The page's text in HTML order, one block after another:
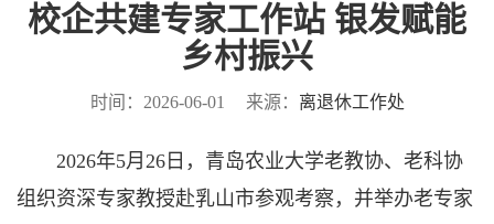
校企共建专家工作站 银发赋能
乡村振兴
时间：2026-06-01 来源： 离退休工作处
2026年5月26日，青岛农业大学老教协、老科协
组织资深专家教授赴乳山市参观考察，并举办老专家